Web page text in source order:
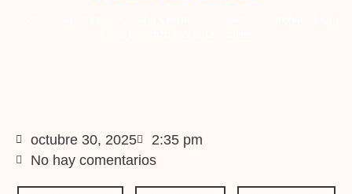
octubre 30, 2025
2:35 pm
No hay comentarios